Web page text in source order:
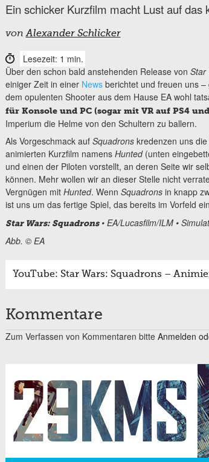
Ein schicker Kurzfilm macht Lust auf das
vonAlexander Schlicker
Lesezeit: 1 min.
Über den schon bald anstehenden Release von Star
einiger Zeit in einer Newsberichtet und freuen uns –
dem opulenten Shooter aus dem Hause EA wohl
für Konsole und PC (sogar mit VR auf PS4
Imperium die Helme von den Schultern zu ballern.
Als Vorgeschmack auf Squadronskredenzen uns die
animierten Kurzfilm namens Hunted (unten
und einen der Piloten vorstellt, an deren Seite wir
können. Mehr wollen wir an dieser Stelle nicht
Vergnügen mit Hunted. Wenn Squadronsin knapp
ist uns um das fertige Spiel, das bereits im Vorfeld
Star Wars: Squadrons• EA/Lucasfilm/ILM •
Abb. © EA
YouTube: Star Wars: Squadrons –
Kommentare
Zum Verfassen von Kommentaren bitte Anmelden